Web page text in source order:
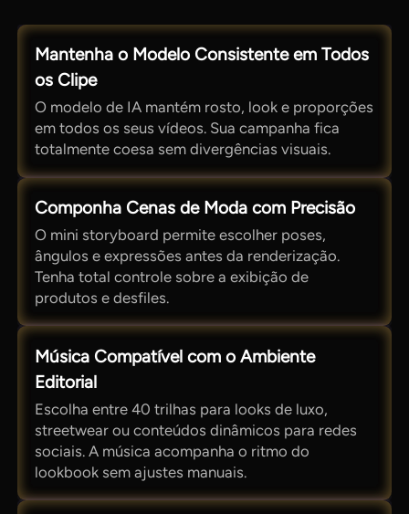
Mantenha o Modelo Consistente em Todos
os Clipe
O modelo de IA mantém rosto, look e proporções
em todos os seus vídeos. Sua campanha fica
totalmente coesa sem divergências visuais.
Componha Cenas de Moda com Precisão
O mini storyboard permite escolher poses,
ângulos e expressões antes da renderização.
Tenha total controle sobre a exibição de
produtos e desfiles.
Música Compatível com o Ambiente
Editorial
Escolha entre 40 trilhas para looks de luxo,
streetwear ou conteúdos dinâmicos para redes
sociais. A música acompanha o ritmo do
lookbook sem ajustes manuais.